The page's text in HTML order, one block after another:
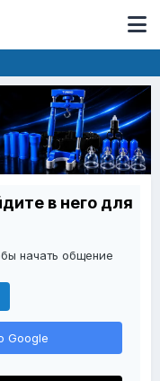
в него для
начать общение
Google